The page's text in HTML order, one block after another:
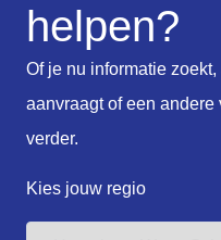
helpen?
Of je nu informatie
aanvraagt of een
verder.
Kies jouw regio